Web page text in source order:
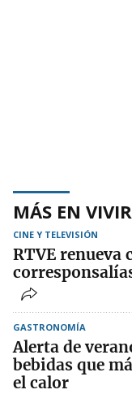
MÁS EN VIVIR
CINE Y TELEVISIÓN
RTVE renueva
GASTRONOMÍA
Alerta de
bebidas que
el calor